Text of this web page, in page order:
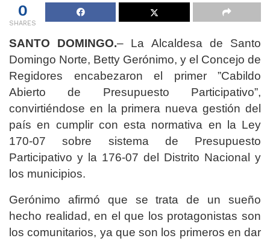
0
SHARES
SANTO DOMINGO.– La Alcaldesa de Santo
Domingo Norte, Betty Gerónimo, y el Concejo de
Regidores encabezaron el primer ”Cabildo
Abierto de Presupuesto Participativo”,
convirtiéndose en la primera nueva gestión del
país en cumplir con esta normativa en la Ley
170-07 sobre sistema de Presupuesto
Participativo y la 176-07 del Distrito Nacional y
los municipios.
Gerónimo afirmó que se trata de un sueño
hecho realidad, en el que los protagonistas son
los comunitarios, ya que son los primeros en dar